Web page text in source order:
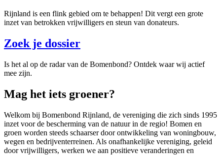
Rijnland is een flink gebied om te behappen! Dit vergt een grote
inzet van betrokken vrijwilligers en steun van donateurs.
Zoek je dossier
Is het al op de radar van de Bomenbond? Ontdek waar wij actief
mee zijn.
Mag het iets groener?
Welkom bij Bomenbond Rijnland, de vereniging die zich sinds 1995
inzet voor de bescherming van de natuur in de regio! Bomen en
groen worden steeds schaarser door ontwikkeling van woningbouw,
wegen en bedrijventerreinen. Als onafhankelijke vereniging, geleid
door vrijwilligers, werken we aan positieve veranderingen en